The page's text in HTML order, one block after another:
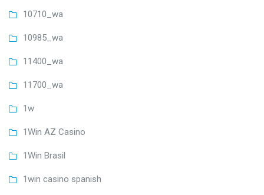
10710_wa
10985_wa
11400_wa
11700_wa
1w
1Win AZ Casino
1Win Brasil
1win casino spanish